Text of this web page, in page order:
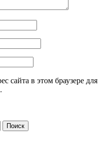
сайта в этом браузере для